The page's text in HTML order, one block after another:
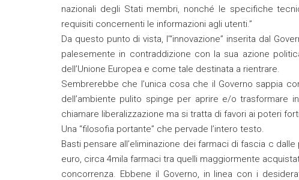
nazionali degli Stati membri, nonché le specifiche
requisiti concernenti le informazioni agli utenti.”
Da questo punto di vista, l’“innovazione” inserita dal
palesemente in contraddizione con la sua azione
dell’Unione Europea e come tale destinata a rientrare.
Sembrerebbe che l’unica cosa che il Governo sappia
dell’ambiente pulito spinge per aprire e/o trasformare
chiamare liberalizzazione ma si tratta di favori ai poteri
Una “filosofia portante” che pervade l’intero testo.
Basti pensare all’eliminazione dei farmaci di fascia c
euro, circa 4mila farmaci tra quelli maggiormente
concorrenza. Ebbene il Governo, in linea con i